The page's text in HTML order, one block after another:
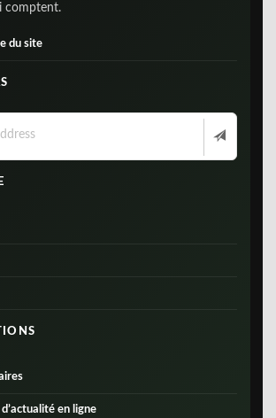
comptent.
du site
en ligne